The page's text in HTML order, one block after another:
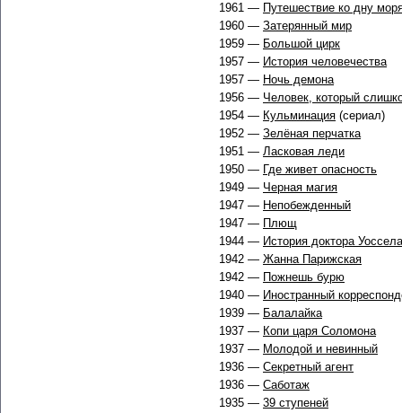
1961 — Путешествие ко дну
1960 — Затерянный мир
1959 — Большой цирк
1957 — История человечества
1957 — Ночь демона
1956 — Человек, который
1954 — Кульминация (сериал)
1952 — Зелёная перчатка
1951 — Ласковая леди
1950 — Где живет опасность
1949 — Черная магия
1947 — Непобежденный
1947 — Плющ
1944 — История доктора Уоссела
1942 — Жанна Парижская
1942 — Пожнешь бурю
1940 — Иностранный
1939 — Балалайка
1937 — Копи царя Соломона
1937 — Молодой и невинный
1936 — Секретный агент
1936 — Саботаж
1935 — 39 ступеней